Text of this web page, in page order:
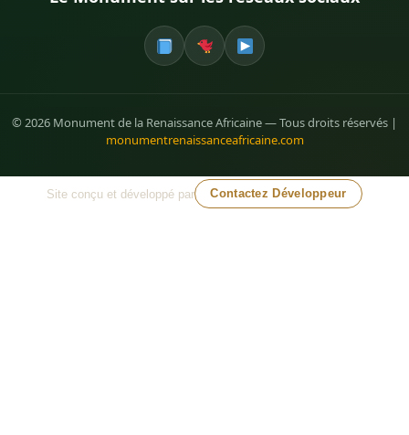
© 2026 Monument de la Renaissance Africaine — Tous droits réservés |
monumentrenaissanceafricaine.com
Site conçu et développé par Contactez Développeur